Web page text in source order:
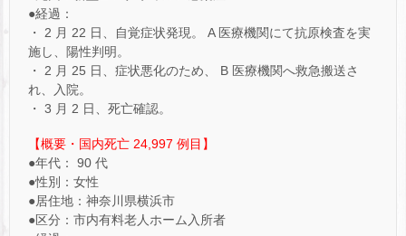
●経過：
・ 2 月 22 日、自覚症状発現。 A 医療機関にて抗原検査を実
施し、陽性判明。
・ 2 月 25 日、症状悪化のため、 B 医療機関へ救急搬送さ
れ、入院。
・ 3 月 2 日、死亡確認。
【概要・国内死亡 24,997 例目】
●年代： 90 代
●性別：女性
●居住地：神奈川県横浜市
●区分：市内有料老人ホーム入所者